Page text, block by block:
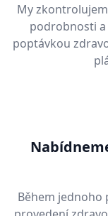
My
podrobnosti
poptávkou
Během jednoho